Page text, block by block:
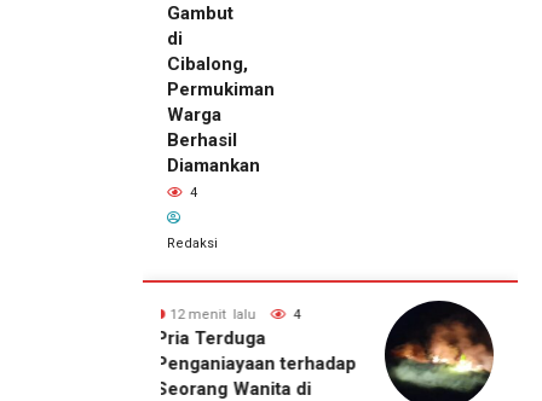
Gambut
di
Cibalong,
Permukiman
Warga
Berhasil
Diamankan
4
Redaksi
Damkar Pameungpeuk
Padamkan Kebakaran
Lahan Gambut di
5 menit